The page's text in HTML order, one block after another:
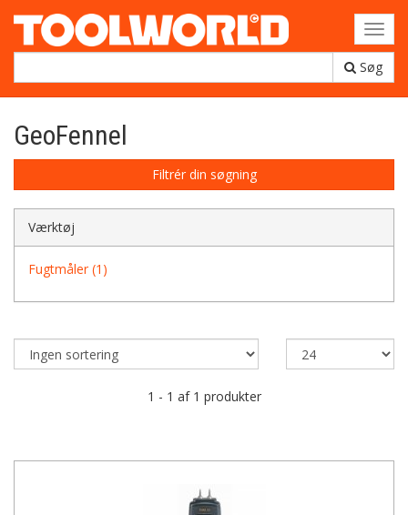
Søg
GeoFennel
Filtrér din søgning
Værktøj
Fugtmåler (1)
1 - 1 af 1 produkter